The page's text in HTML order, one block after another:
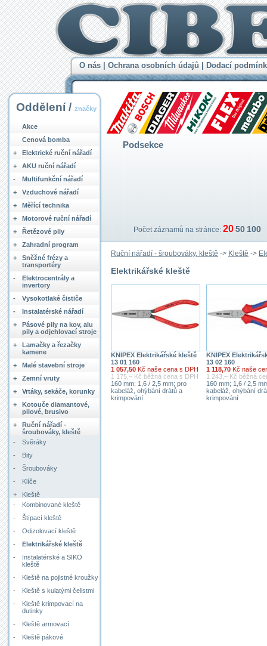
O nás Ochrana osobních údajů Dodací
Podsekce
Počet záznamů na stránce: 2050 100
Ruční nářadí - šroubováky, kleště -> Kleště ->
Elektrikářské kleště
KNIPEX Elektrikářské kleště
13 01 160
1 057,50 Kč naše cena s DPH
1 175,– Kč běžná cena s DPH
160 mm; 1,6 / 2,5 mm; pro
kabeláž, ohýbání drátů a
krimpování
KNIPEX
13 02 160
1 118,70 Kč naše
1 243,– Kč běžná
160 mm; 1,6 / 2,5
kabeláž, ohýbání
krimpování
Oddělení / značky
Akce
Cenová bomba
+
Elektrické ruční nářadí
+
AKU ruční nářadí
-
Multifunkční nářadí
+
Vzduchové nářadí
+
Měřící technika
+
Motorové ruční nářadí
+
Řetězové pily
+
Zahradní program
+
Sněžné frézy a
transportéry
-
Elektrocentrály a
invertory
-
Vysokotlaké čističe
-
Instalatérské nářadí
+
Pásové pily na kov, alu
pily a odjehlovací stroje
+
Lamačky a řezačky
kamene
+
Malé stavební stroje
+
Zemní vruty
+
Vrtáky, sekáče, korunky
+
Kotouče diamantové,
pilové, brusivo
+
Ruční nářadí -
šroubováky, kleště
-
Svěráky
-
Bity
-
Šroubováky
-
Klíče
+
Kleště
-
Kombinované kleště
-
Štípací kleště
-
Odizolovací kleště
-
Elektrikářské kleště
-
Instalatérské a SIKO
kleště
-
Kleště na pojistné kroužky
-
Kleště s kulatými čelistmi
-
Kleště krimpovací na
dutinky
-
Kleště armovací
-
Kleště pákové